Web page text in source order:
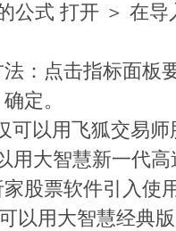
公式 打开 ＞ 在
：点击指标面板
定。
可以用飞狐交易
用大智慧新一代
股票软件引入使
以用大智慧经典